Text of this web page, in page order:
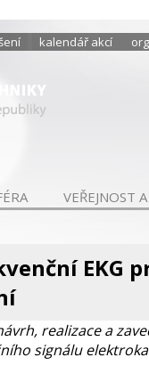
kalendář akcí
VEŘEJNOST
EKG
realizace a
signálu